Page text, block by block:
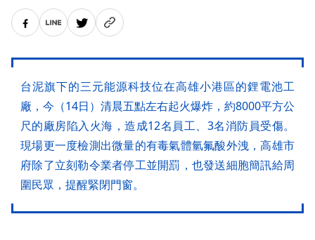
台泥旗下的三元能源科技位在高雄小港區的鋰電池工
廠，今（14日）清晨五點左右起火爆炸，約8000平方公
尺的廠房陷入火海，造成12名員工、3名消防員受傷。
現場更一度檢測出微量的有毒氣體氫氟酸外洩，高雄市
府除了立刻勒令業者停工並開罰，也發送細胞簡訊給周
圍民眾，提醒緊閉門窗。